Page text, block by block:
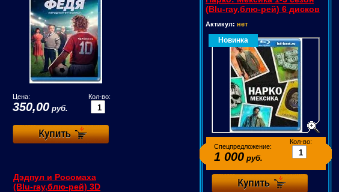
Цена:
350,00 руб.
Кол-во:
Дэдпул и Росомаха
(Blu-ray,блю-рей) 3D
(Blu-ray,блю-рей) 6 дисков
Актикул: нет
Новинка
Спецпредложение:
1 000 руб.
Кол-во: